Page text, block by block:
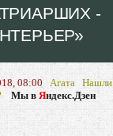
-
08:00 Агата Нашли
Мы в Яндекс.Дзен